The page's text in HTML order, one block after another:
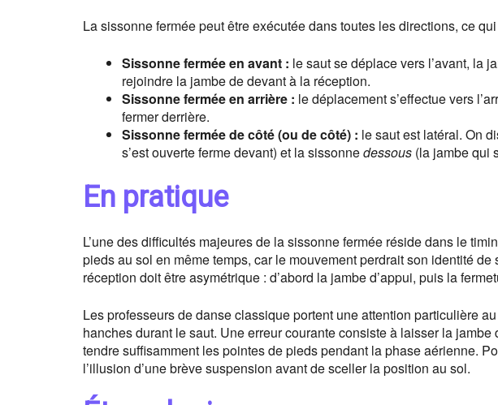
La sissonne fermée peut être exécutée dans toutes les directions, ce
Sissonne fermée en avant : le saut se déplace vers l’avant, la
rejoindre la jambe de devant à la réception.
Sissonne fermée en arrière : le déplacement s’effectue vers
fermer derrière.
Sissonne fermée de côté (ou de côté) : le saut est latéral. On
s’est ouverte ferme devant) et la sissonnedessous (la jambe qui
En pratique
L’une des difficultés majeures de la sissonne fermée réside dans le
pieds au sol en même temps, car le mouvement perdrait son identité
réception doit être asymétrique : d’abord la jambe d’appui, puis la
Les professeurs de danse classique portent une attention particulière
hanches durant le saut. Une erreur courante consiste à laisser la
tendre suffisamment les pointes de pieds pendant la phase aérienne.
l’illusion d’une brève suspension avant de sceller la position au sol.